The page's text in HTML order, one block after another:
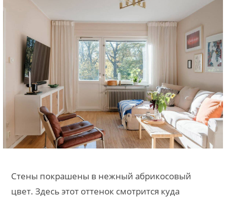
Стены покрашены в нежный абрикосовый
цвет. Здесь этот оттенок смотрится куда